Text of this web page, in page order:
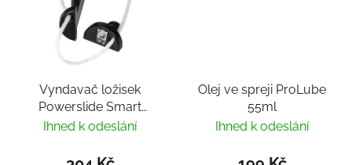
Vyndavač ložisek
Powerslide Smart
Bearing Remover by
Ihned k odeslání
Olej ve spreji ProLube
55ml
Ihned k odeslání